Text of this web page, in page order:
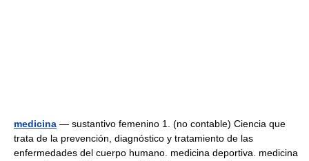
medicina — sustantivo femenino 1. (no contable) Ciencia que
trata de la prevención, diagnóstico y tratamiento de las
enfermedades del cuerpo humano. medicina deportiva. medicina